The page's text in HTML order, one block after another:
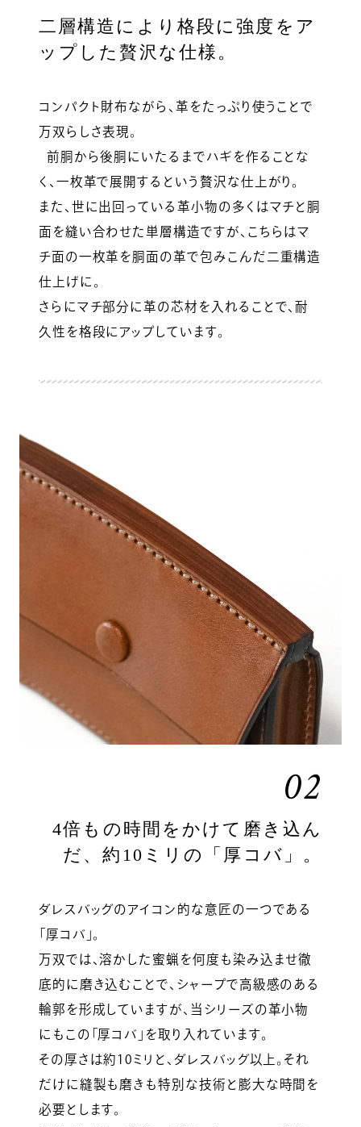
二層構造により格段に強度をア
ップした贅沢な仕様。
コンパクト財布ながら、革をたっぷり使うことで
万双らしさ表現。
前胴から後胴にいたるまでハギを作ることな
く、一枚革で展開するという贅沢な仕上がり。
また、世に出回っている革小物の多くはマチと胴
面を縫い合わせた単層構造ですが、こちらはマ
チ面の一枚革を胴面の革で包みこんだ二重構造
仕上げに。
さらにマチ部分に革の芯材を入れることで、耐
久性を格段にアップしています。
02
4倍もの時間をかけて磨き込ん
だ、約10ミリの「厚コバ」。
ダレスバッグのアイコン的な意匠の一つである
「厚コバ」。
万双では、溶かした蜜蝋を何度も染み込ませ徹
底的に磨き込むことで、シャープで高級感のある
輪郭を形成していますが、当シリーズの革小物
にもこの「厚コバ」を取り入れています。
その厚さは約10ミリと、ダレスバッグ以上。それ
だけに縫製も磨きも特別な技術と膨大な時間を
必要とします。